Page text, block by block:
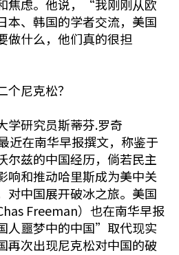
焦虑。他说，“我刚刚从欧
本、韩国的学者交流，美国
做什么，他们真的很担
尼克松？
学研究员斯蒂芬.罗奇
近在南华早报撰文，称鉴于
尔兹的中国经历，倘若民主
响和推动哈里斯成为美中关
对中国展开破冰之旅。美国
Freeman）也在南华早报
人噩梦中的中国”取代现实
再次出现尼克松对中国的破